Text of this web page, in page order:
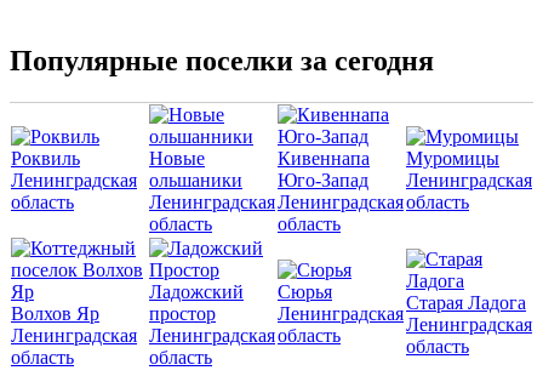
Популярные поселки за сегодня
Роквиль
Ленинградская
область
Новые
ольшаники
Ленинградская
область
Кивеннапа
Юго-Запад
Ленинградская
область
Муромицы
Ленинградская
область
Волхов Яр
Ленинградская
область
Ладожский
простор
Ленинградская
область
Сюрья
Ленинградская
область
Старая Ладога
Ленинградская
область